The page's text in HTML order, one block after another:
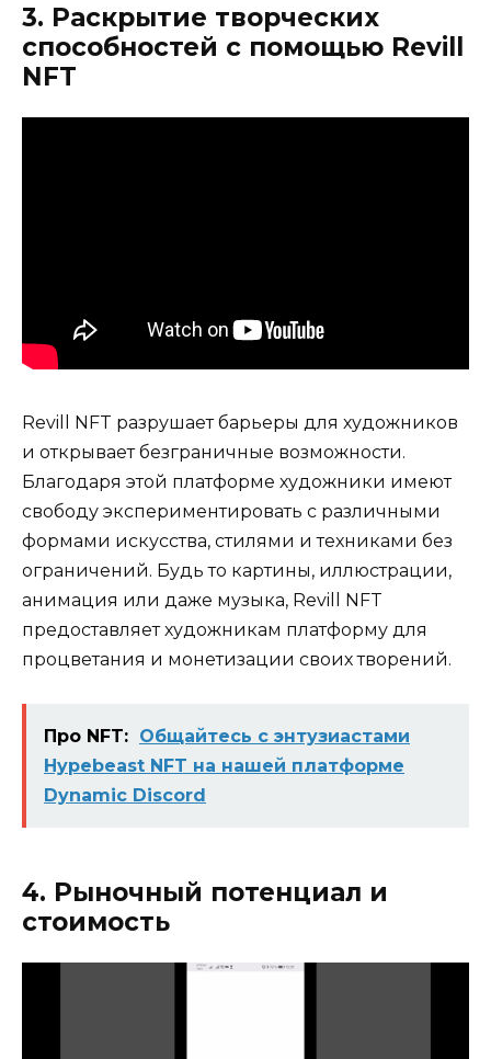
3. Раскрытие творческих
способностей с помощью Revill
NFT
Revill NFT разрушает барьеры для художников
и открывает безграничные возможности.
Благодаря этой платформе художники имеют
свободу экспериментировать с различными
формами искусства, стилями и техниками без
ограничений. Будь то картины, иллюстрации,
анимация или даже музыка, Revill NFT
предоставляет художникам платформу для
процветания и монетизации своих творений.
Про NFT: Общайтесь с энтузиастами
Hypebeast NFT на нашей платформе
Dynamic Discord
4. Рыночный потенциал и
стоимость